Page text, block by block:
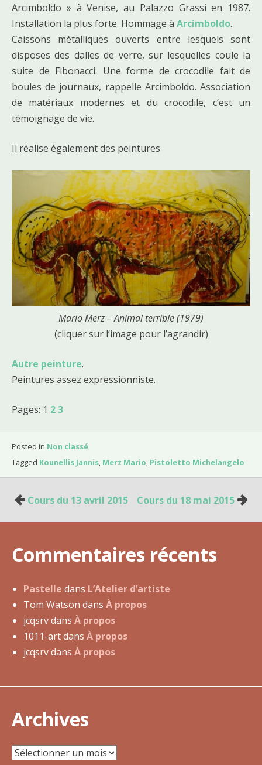
Arcimboldo » à Venise, au Palazzo Grassi en 1987.
Installation la plus forte. Hommage à Arcimboldo.
Caissons métalliques ouverts entre lesquels sont
disposes des dalles de verre, sur lesquelles coule la
suite de Fibonacci. Une forme de crocodile fait de
boules de journaux, rappelle Arcimboldo. Association
de matériaux modernes et du crocodile, c’est un
témoignage de vie.
Il réalise également des peintures
Mario Merz – Animal terrible (1979)
(cliquer sur l’image pour l’agrandir)
Autre peinture.
Peintures assez expressionniste.
Pages: 1 23
Posted in Non classé
Tagged Kounellis Jannis, Merz Mario, Pistoletto Michelangelo
N
a
i
a
t
i
o
n
e
’
a
r
Cours du 13 avril 2015 Cours du 18 mai 2015
Commentaires récents
Pastelle dans L’Atelier d’artiste
Tom Watson dans À propos
jcqsrvdans À propos
1011-artdans À propos
jcqsrvdans À propos
Archives
Archives